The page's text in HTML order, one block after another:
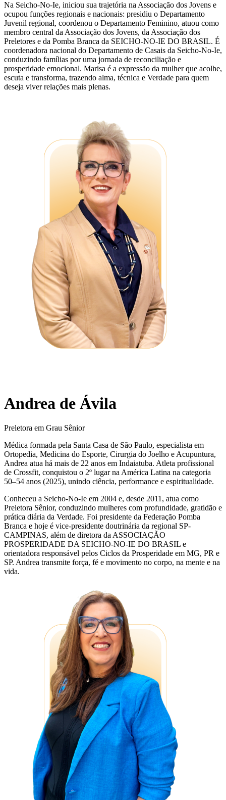
Na Seicho-No-Ie, iniciou sua trajetória na Associação dos Jovens e
ocupou funções regionais e nacionais: presidiu o Departamento
Juvenil regional, coordenou o Departamento Feminino, atuou como
membro central da Associação dos Jovens, da Associação dos
Preletores e da Pomba Branca da SEICHO-NO-IE DO BRASIL. É
coordenadora nacional do Departamento de Casais da Seicho-No-Ie,
conduzindo famílias por uma jornada de reconciliação e
prosperidade emocional. Marisa é a expressão da mulher que acolhe,
escuta e transforma, trazendo alma, técnica e Verdade para quem
deseja viver relações mais plenas.
Andrea de Ávila
Preletora em Grau Sênior
Médica formada pela Santa Casa de São Paulo, especialista em
Ortopedia, Medicina do Esporte, Cirurgia do Joelho e Acupuntura,
Andrea atua há mais de 22 anos em Indaiatuba. Atleta profissional
de Crossfit, conquistou o 2º lugar na América Latina na categoria
50–54 anos (2025), unindo ciência, performance e espiritualidade.
Conheceu a Seicho-No-Ie em 2004 e, desde 2011, atua como
Preletora Sênior, conduzindo mulheres com profundidade, gratidão e
prática diária da Verdade. Foi presidente da Federação Pomba
Branca e hoje é vice-presidente doutrinária da regional SP-
CAMPINAS, além de diretora da ASSOCIAÇÃO
PROSPERIDADE DA SEICHO-NO-IE DO BRASIL e
orientadora responsável pelos Ciclos da Prosperidade em MG, PR e
SP. Andrea transmite força, fé e movimento no corpo, na mente e na
vida.